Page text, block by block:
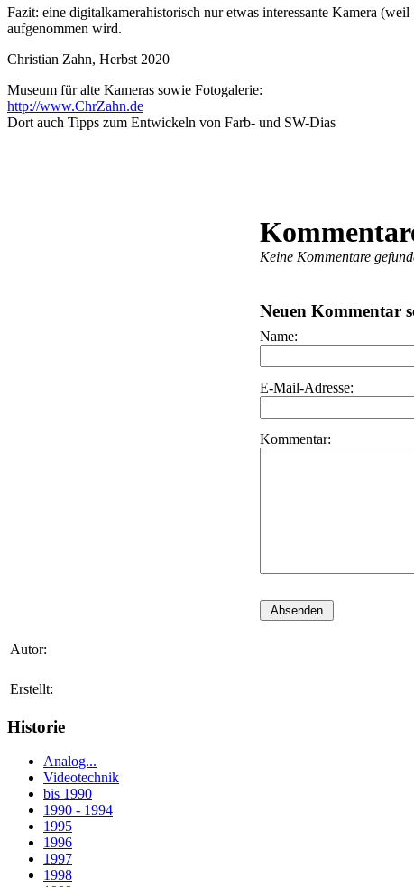
Fazit: eine digitalkamerahistorisch nur etwas interessante Kamera
aufgenommen wird.
Christian Zahn, Herbst 2020
Museum für alte Kameras sowie Fotogalerie:
http://www.ChrZahn.de
Dort auch Tipps zum Entwickeln von Farb- und SW-Dias
Keine Kommentare
Neuen Kommentar
Name:
E-Mail-Adresse:
Kommentar:
Autor:
Erstellt:
Historie
Analog...
Videotechnik
bis 1990
1990 - 1994
1995
1996
1997
1998